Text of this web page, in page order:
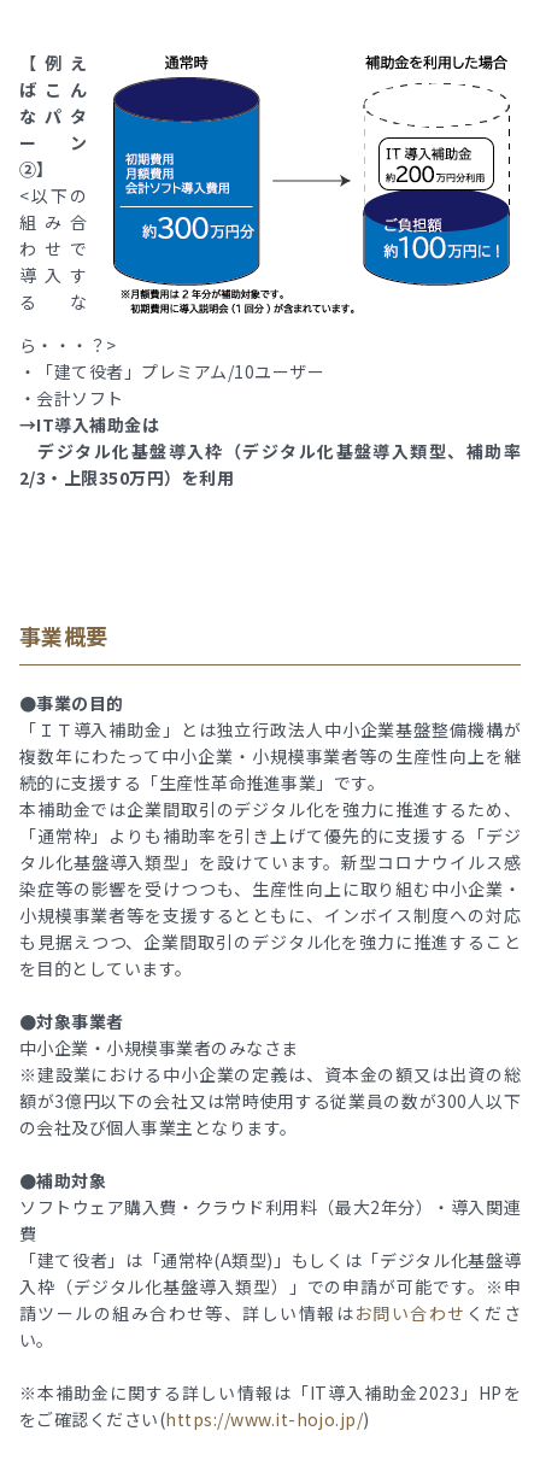
【 例え
ばこん
なパタ
ーン
②】
<以下の
組み合
わせで
導入す
るな
ら・・・？>
・「建て役者」プレミアム/10ユーザー
・会計ソフト
→IT導入補助金は
デジタル化基盤導入枠（デジタル化基盤導入類型、補助率
2/3・上限350万円）を利用
事業概要
●事業の目的
「ＩＴ導入補助金」とは独立行政法人中小企業基盤整備機構が
複数年にわたって中小企業・小規模事業者等の生産性向上を継
続的に支援する「生産性革命推進事業」です。
本補助金では企業間取引のデジタル化を強力に推進するため、
「通常枠」よりも補助率を引き上げて優先的に支援する「デジ
タル化基盤導入類型」を設けています。新型コロナウイルス感
染症等の影響を受けつつも、生産性向上に取り組む中小企業・
小規模事業者等を支援するとともに、インボイス制度への対応
も見据えつつ、企業間取引のデジタル化を強力に推進すること
を目的としています。
●対象事業者
中小企業・小規模事業者のみなさま
※建設業における中小企業の定義は、資本金の額又は出資の総
額が3億円以下の会社又は常時使用する従業員の数が300人以下
の会社及び個人事業主となります。
●補助対象
ソフトウェア購入費・クラウド利用料（最大2年分）・導入関連
費
「建て役者」は「通常枠(A類型)」もしくは「デジタル化基盤導
入枠（デジタル化基盤導入類型）」での申請が可能です。※申
請ツールの組み合わせ等、詳しい情報はお問い合わせ くださ
い。
※本補助金に関する詳しい情報は「IT導入補助金2023」HPを
をご確認ください(https://www.it-hojo.jp/)